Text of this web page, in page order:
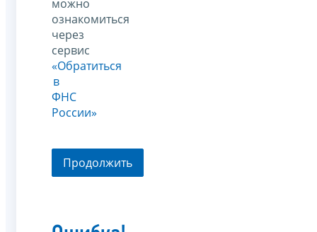
можно
ознакомиться
через
сервис
«Обратиться
в
ФНС
России»
Продолжить